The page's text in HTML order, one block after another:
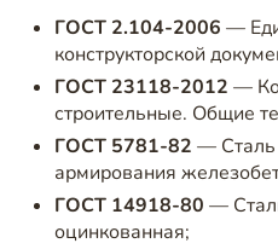
ГОСТ 2.104-2006 —
конструкторской
ГОСТ 23118-2012 —
строительные. Общие
ГОСТ 5781-82 — Сталь
армирования
ГОСТ 14918-80 —
оцинкованная;